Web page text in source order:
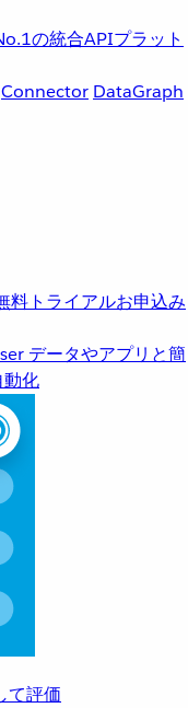
の統合APIプラット
Connector DataGraph
トライアルお申込み
データやアプリと簡
化
て評価